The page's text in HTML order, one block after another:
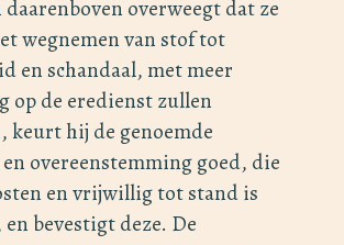
daarenboven overweegt dat ze
wegnemen van stof tot
en schandaal, met meer
op de eredienst zullen
keurt hij de genoemde
overeenstemming goed, die
en vrijwillig tot stand is
bevestigt deze. De